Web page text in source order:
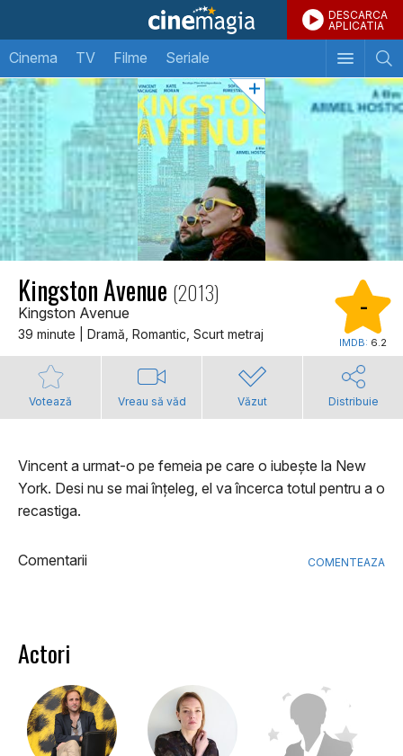
DESCARCA
APLICATIA
Cinema TV Filme Seriale
Kingston Avenue (2013)
Kingston Avenue
39 minute | Dramă, Romantic, Scurt metraj
-
IMDB: 6.2
Votează Vreau să văd Văzut Distribuie
Vincent a urmat-o pe femeia pe care o iubește la New
York. Desi nu se mai înțeleg, el va încerca totul pentru a o
recastiga.
Comentarii COMENTEAZA
Actori